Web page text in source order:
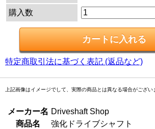
購入数
特定商取引法に基づく表記 (返品など)
上記画像はイメージでして、実際の商品とは異なる場合がござい
メーカー名 Driveshaft Shop
商品名
強化ドライブシャフト